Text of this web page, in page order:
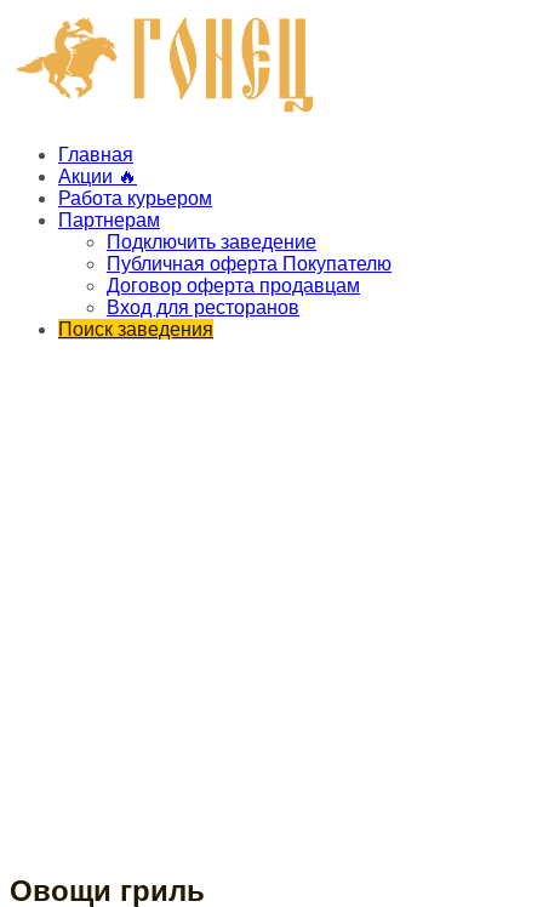
Главная
Акции 🔥
Работа курьером
Партнерам
Подключить заведение
Публичная оферта Покупателю
Договор оферта продавцам
Вход для ресторанов
Поиск заведения
Овощи гриль